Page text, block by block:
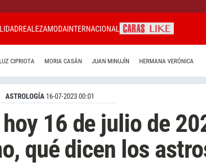
REALEZAMODAINTERNACIONAL
LUZ CIPRIOTA MORIA CASÁN JUAN MINUJÍN HERMANA VERÓNICA
ASTROLOGÍA 16-07-2023 00:01
16 de julio de
qué dicen los